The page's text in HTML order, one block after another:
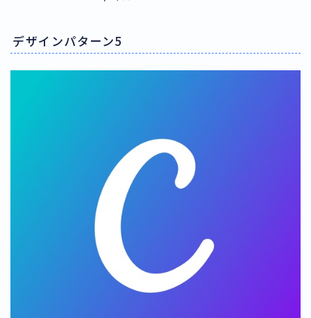
デザインパターン5